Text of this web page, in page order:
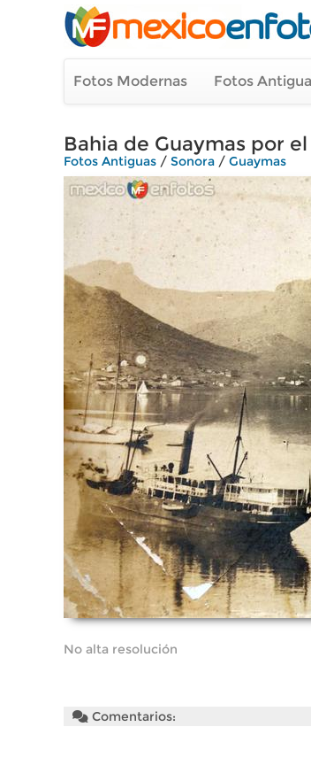
Fotos Modernas Fotos
Bahia de Guaymas por
Fotos Antiguas / Sonora / Guaymas
No alta resolución
Comentarios: